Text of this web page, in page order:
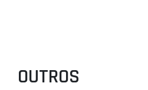
OUTROS